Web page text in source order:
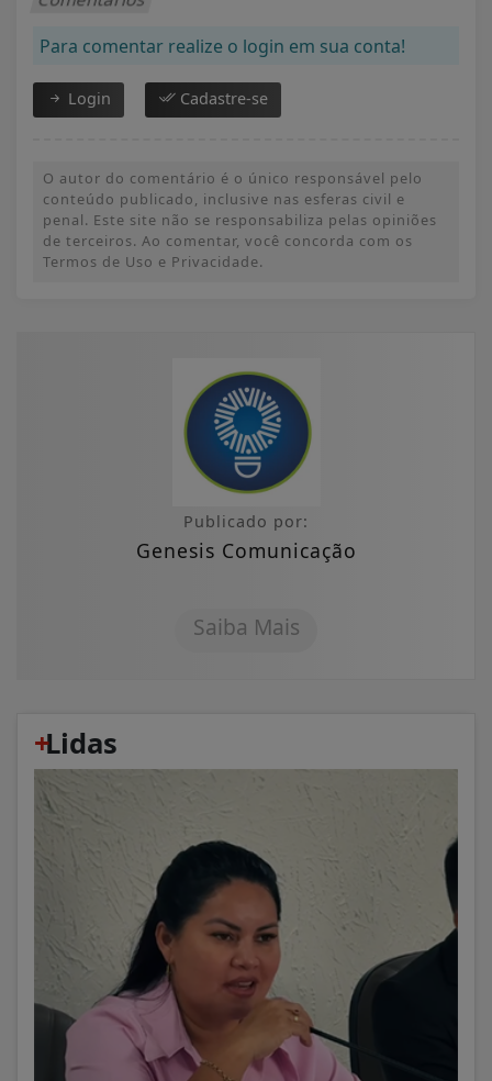
Para comentar realize o login em sua conta!
Login Cadastre-se
O autor do comentário é o único responsável pelo
conteúdo publicado, inclusive nas esferas civil e
penal. Este site não se responsabiliza pelas opiniões
de terceiros. Ao comentar, você concorda com os
Termos de Uso e Privacidade.
Publicado por:
Genesis Comunicação
Saiba Mais
+
Lidas